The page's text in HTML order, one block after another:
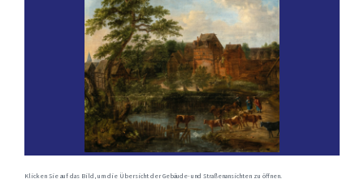
Klicken Sie auf das Bild, um die Übersicht der Gebäude- und Straßenansichten zu öffnen.